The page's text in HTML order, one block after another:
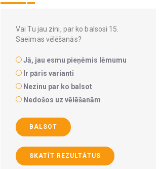
Vai Tu jau zini, par ko balsosi 15.
Saeimas vēlēšanās?
Jā, jau esmu pieņēmis lēmumu
Ir pāris varianti
Nezinu par ko balsot
Nedošos uz vēlēšanām
BALSOT
SKATĪT REZULTĀTUS